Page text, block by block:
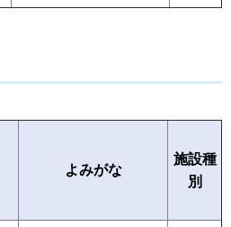
よみがな
施設種
別